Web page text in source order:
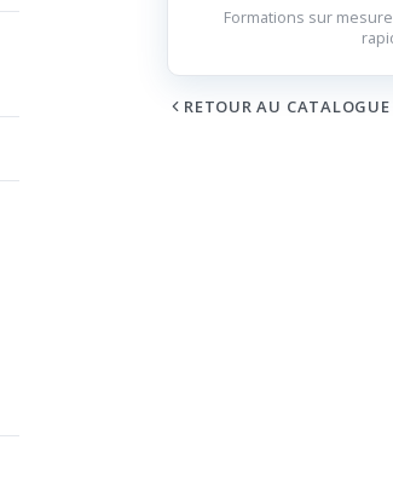
Formations sur
RETOUR AU CATALOGUE